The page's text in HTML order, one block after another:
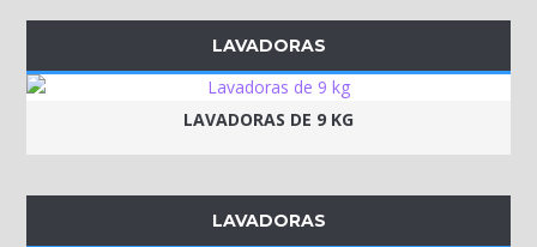
LAVADORAS
LAVADORAS DE 9 KG
LAVADORAS